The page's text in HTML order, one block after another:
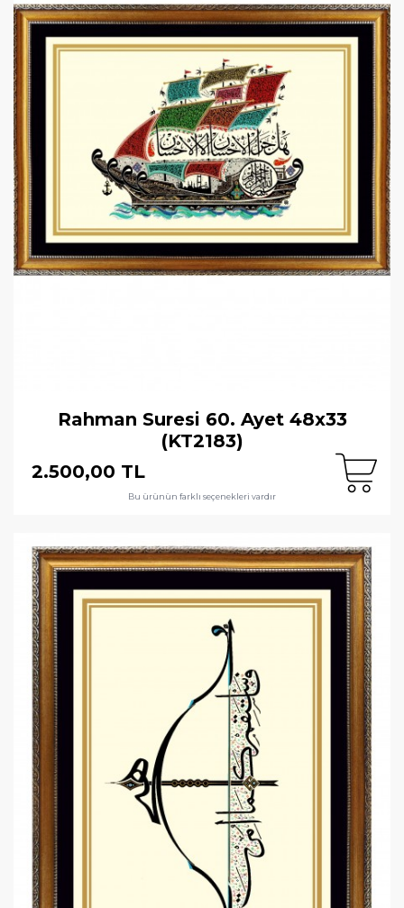
Rahman Suresi 60. Ayet 48x33
(KT2183)
2.500,00 TL
Bu ürünün farklı seçenekleri vardır